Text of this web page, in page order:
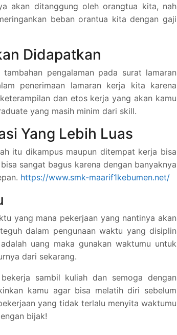
akan ditanggung oleh orangtua kita, nah
beban orantua kita dengan gaji
Didapatkan
pengalaman pada surat lamaran
penerimaan lamaran kerja kita karena
dan etos kerja yang akan kamu
yang masih minim dari skill.
Yang Lebih Luas
itu dikampus maupun ditempat kerja bisa
sangat bagus karena dengan banyaknya
https://www.smk-maarif1kebumen.net/
yang mana pekerjaan yang nantinya akan
dalam pengunaan waktu yang disiplin
uang maka gunakan waktumu untuk
dari sekarang.
sambil kuliah dan semoga dengan
kamu agar bisa melatih diri sebelum
yang tidak terlalu menyita waktumu
bijak!